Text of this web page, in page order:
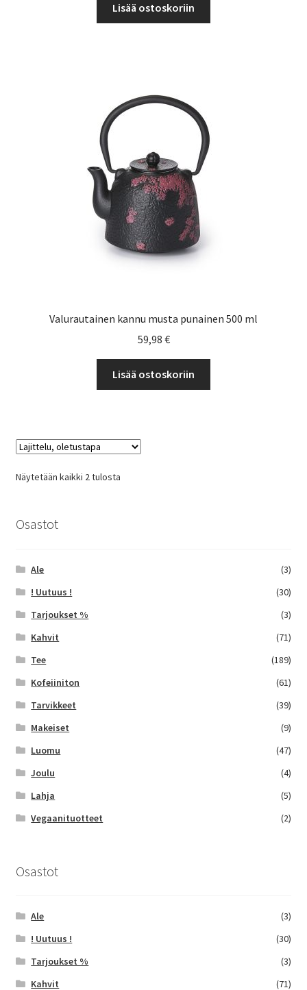
Lisää ostoskoriin
Valurautainen kannu musta punainen 500 ml
59,98 €
Lisää ostoskoriin
Näytetään kaikki 2 tulosta
Osastot
Ale
(3)
! Uutuus !
(30)
Tarjoukset %
(3)
Kahvit
(71)
Tee
(189)
Kofeiiniton
(61)
Tarvikkeet
(39)
Makeiset
(9)
Luomu
(47)
Joulu
(4)
Lahja
(5)
Vegaanituotteet
(2)
Osastot
Ale
(3)
! Uutuus !
(30)
Tarjoukset %
(3)
Kahvit
(71)